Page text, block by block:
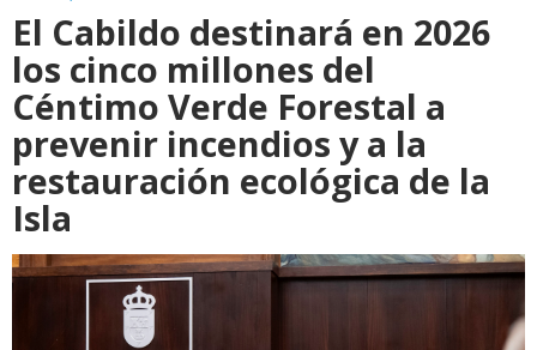
El Cabildo destinará en 2026
los cinco millones del
Céntimo Verde Forestal a
prevenir incendios y a la
restauración ecológica de la
Isla